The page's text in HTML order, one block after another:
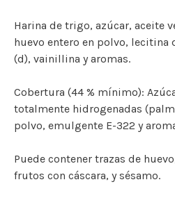
Harina de trigo, azúcar, aceite
huevo entero en polvo, lecitina
(d), vainillina y aromas.
Cobertura (44 % mínimo):
totalmente hidrogenadas
polvo, emulgente E-322 y
Puede contener trazas de
frutos con cáscara, y sésamo.